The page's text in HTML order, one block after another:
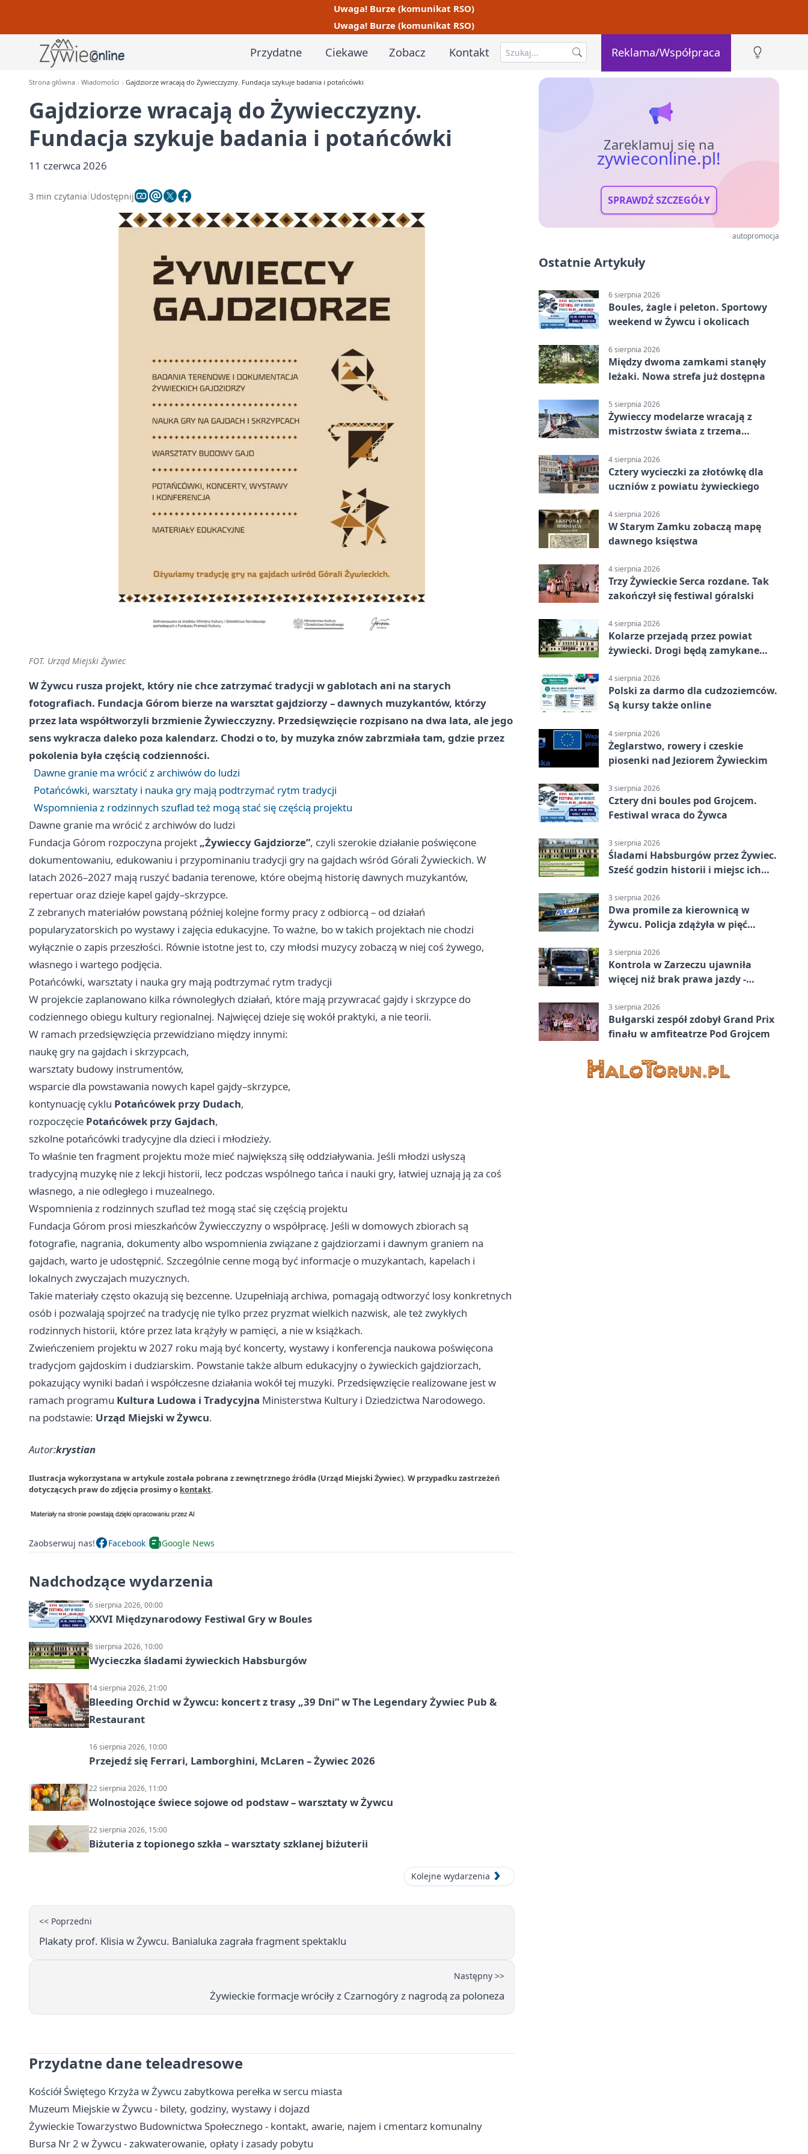
Uwaga! Burze (komunikat RSO)
Uwaga! Burze (komunikat RSO)
Przydatne Ciekawe Zobacz Kontakt Reklama/Współpraca
Strona główna Wiadomości Gajdziorze wracają do Żywiecczyzny. Fundacja szykuje badania i potańcówki
Gajdziorze wracają do Żywiecczyzny.
Fundacja szykuje badania i potańcówki
11 czerwca 2026
3 min czytania Udostępnij
FOT. Urząd Miejski Żywiec
W Żywcu rusza projekt, który nie chce zatrzymać tradycji w gablotach ani na starych
fotografiach. Fundacja Górom bierze na warsztat gajdziorzy – dawnych muzykantów, którzy
przez lata współtworzyli brzmienie Żywiecczyzny. Przedsięwzięcie rozpisano na dwa lata, ale jego
sens wykracza daleko poza kalendarz. Chodzi o to, by muzyka znów zabrzmiała tam, gdzie przez
pokolenia była częścią codzienności.
Dawne granie ma wrócić z archiwów do ludzi
Potańcówki, warsztaty i nauka gry mają podtrzymać rytm tradycji
Wspomnienia z rodzinnych szuflad też mogą stać się częścią projektu
Dawne granie ma wrócić z archiwów do ludzi
Fundacja Górom rozpoczyna projekt „Żywieccy Gajdziorze”, czyli szerokie działanie poświęcone
dokumentowaniu, edukowaniu i przypominaniu tradycji gry na gajdach wśród Górali Żywieckich. W
latach 2026–2027 mają ruszyć badania terenowe, które obejmą historię dawnych muzykantów,
repertuar oraz dzieje kapel gajdy–skrzypce.
Z zebranych materiałów powstaną później kolejne formy pracy z odbiorcą – od działań
popularyzatorskich po wystawy i zajęcia edukacyjne. To ważne, bo w takich projektach nie chodzi
wyłącznie o zapis przeszłości. Równie istotne jest to, czy młodsi muzycy zobaczą w niej coś żywego,
własnego i wartego podjęcia.
Potańcówki, warsztaty i nauka gry mają podtrzymać rytm tradycji
W projekcie zaplanowano kilka równoległych działań, które mają przywracać gajdy i skrzypce do
codziennego obiegu kultury regionalnej. Najwięcej dzieje się wokół praktyki, a nie teorii.
W ramach przedsięwzięcia przewidziano między innymi:
naukę gry na gajdach i skrzypcach,
warsztaty budowy instrumentów,
wsparcie dla powstawania nowych kapel gajdy–skrzypce,
kontynuację cyklu Potańcówek przy Dudach,
rozpoczęcie Potańcówek przy Gajdach,
szkolne potańcówki tradycyjne dla dzieci i młodzieży.
To właśnie ten fragment projektu może mieć największą siłę oddziaływania. Jeśli młodzi usłyszą
tradycyjną muzykę nie z lekcji historii, lecz podczas wspólnego tańca i nauki gry, łatwiej uznają ją za coś
własnego, a nie odległego i muzealnego.
Wspomnienia z rodzinnych szuflad też mogą stać się częścią projektu
Fundacja Górom prosi mieszkańców Żywiecczyzny o współpracę. Jeśli w domowych zbiorach są
fotografie, nagrania, dokumenty albo wspomnienia związane z gajdziorzami i dawnym graniem na
gajdach, warto je udostępnić. Szczególnie cenne mogą być informacje o muzykantach, kapelach i
lokalnych zwyczajach muzycznych.
Takie materiały często okazują się bezcenne. Uzupełniają archiwa, pomagają odtworzyć losy konkretnych
osób i pozwalają spojrzeć na tradycję nie tylko przez pryzmat wielkich nazwisk, ale też zwykłych
rodzinnych historii, które przez lata krążyły w pamięci, a nie w książkach.
Zwieńczeniem projektu w 2027 roku mają być koncerty, wystawy i konferencja naukowa poświęcona
tradycjom gajdoskim i dudziarskim. Powstanie także album edukacyjny o żywieckich gajdziorzach,
pokazujący wyniki badań i współczesne działania wokół tej muzyki. Przedsięwzięcie realizowane jest w
ramach programu Kultura Ludowa i Tradycyjna Ministerstwa Kultury i Dziedzictwa Narodowego.
na podstawie: Urząd Miejski w Żywcu.
Autor:krystian
Ilustracja wykorzystana w artykule została pobrana z zewnętrznego źródła (Urząd Miejski Żywiec). W przypadku zastrzeżeń
dotyczących praw do zdjęcia prosimy o kontakt.
Zaobserwuj nas! Facebook Google News
Nadchodzące wydarzenia
6 sierpnia 2026, 00:00
XXVI Międzynarodowy Festiwal Gry w Boules
8 sierpnia 2026, 10:00
Wycieczka śladami żywieckich Habsburgów
14 sierpnia 2026, 21:00
Bleeding Orchid w Żywcu: koncert z trasy „39 Dni” w The Legendary Żywiec Pub &
Restaurant
16 sierpnia 2026, 10:00
Przejedź się Ferrari, Lamborghini, McLaren – Żywiec 2026
22 sierpnia 2026, 11:00
Wolnostojące świece sojowe od podstaw – warsztaty w Żywcu
22 sierpnia 2026, 15:00
Biżuteria z topionego szkła – warsztaty szklanej biżuterii
Kolejne wydarzenia
<< Poprzedni
Plakaty prof. Klisia w Żywcu. Banialuka zagrała fragment spektaklu
Następny >>
Żywieckie formacje wróciły z Czarnogóry z nagrodą za poloneza
Przydatne dane teleadresowe
Kościół Świętego Krzyża w Żywcu zabytkowa perełka w sercu miasta
Muzeum Miejskie w Żywcu - bilety, godziny, wystawy i dojazd
Żywieckie Towarzystwo Budownictwa Społecznego - kontakt, awarie, najem i cmentarz komunalny
Bursa Nr 2 w Żywcu - zakwaterowanie, opłaty i zasady pobytu
Zareklamuj się na
zywieconline.pl!
SPRAWDŹ SZCZEGÓŁY
autopromocja
Ostatnie Artykuły
6 sierpnia 2026
Boules, żagle i peleton. Sportowy
weekend w Żywcu i okolicach
6 sierpnia 2026
Między dwoma zamkami stanęły
leżaki. Nowa strefa już dostępna
5 sierpnia 2026
Żywieccy modelarze wracają z
mistrzostw świata z trzema
4 sierpnia 2026
Cztery wycieczki za złotówkę dla
uczniów z powiatu żywieckiego
4 sierpnia 2026
W Starym Zamku zobaczą mapę
dawnego księstwa
4 sierpnia 2026
Trzy Żywieckie Serca rozdane. Tak
zakończył się festiwal góralski
4 sierpnia 2026
Kolarze przejadą przez powiat
żywiecki. Drogi będą zamykane
4 sierpnia 2026
Polski za darmo dla cudzoziemców.
Są kursy także online
4 sierpnia 2026
Żeglarstwo, rowery i czeskie
piosenki nad Jeziorem Żywieckim
3 sierpnia 2026
Cztery dni boules pod Grojcem.
Festiwal wraca do Żywca
3 sierpnia 2026
Śladami Habsburgów przez Żywiec.
Sześć godzin historii i miejsc ich
3 sierpnia 2026
Dwa promile za kierownicą w
Żywcu. Policja zdążyła w pięć
3 sierpnia 2026
Kontrola w Zarzeczu ujawniła
więcej niż brak prawa jazdy -
3 sierpnia 2026
Bułgarski zespół zdobył Grand Prix
finału w amfiteatrze Pod Grojcem